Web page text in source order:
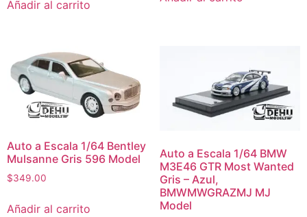
Añadir al carrito
Auto a Escala 1/64 Bentley
Mulsanne Gris 596 Model
$349.00
Añadir al carrito
Auto a Escala 1/64 BMW
M3E46 GTR Most Wanted
Gris – Azul,
BMWMWGRAZMJ MJ
Model